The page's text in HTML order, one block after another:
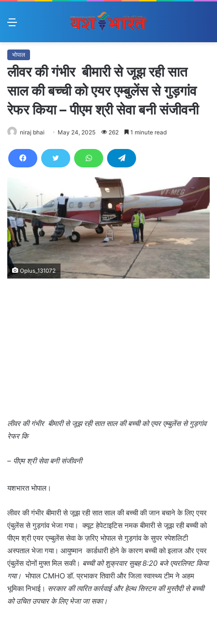
Menu
भोपाल
लीवर की गंभीर बीमारी से जूझ रही सात
साल की बच्ची को एयर एम्बुलेंस से गुड़गांव
रेफर किया – पीएम श्री सेवा बनी संजीवनी
niraj bhai May 24, 2025 262 1 minute read
Oplus_131072
लीवर की गंभीर बीमारी से जूझ रही सात साल की बच्ची को एयर एम्बुलेंस से गुड़गांव
रेफर कि
– पीएम श्री सेवा बनी संजीवनी
यशभारत भोपाल।
लीवर की गंभीर बीमारी से जूझ रही सात साल की बच्ची की जान बचाने के लिए एयर
एंबुलेंस से गुड़गांव भेजा गया। क्यूट हेपेटाइटिस नमक बीमारी से जूझ रही बच्ची को
पीएम श्री एयर एम्बुलेंस सेवा के ज़रिए भोपाल से गुड़गांव के सुपर स्पेशलिटी
अस्पताल भेजा गया। आयुष्मान कार्डधारी होने के कारण बच्ची को इलाज और एयर
एंबुलेंस दोनों मुफ्त मिल सकी। बच्ची को शुक्रवार सुबह 8:20 बजे एयरलिफ्ट किया
गया। भोपाल CMHO डॉ. प्रभाकर तिवारी और जिला स्वास्थ्य टीम ने अहम
भूमिका निभाई। सरकार की त्वरित कार्रवाई और हेल्थ सिस्टम की मुस्तैदी से बच्ची
को उचित उपचार के लिए भेजा जा सका।